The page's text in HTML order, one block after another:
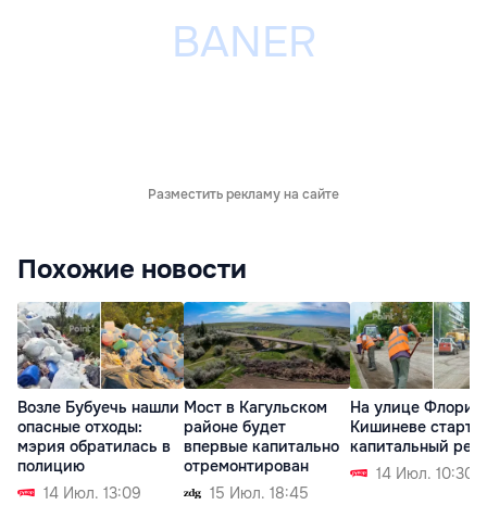
Разместить рекламу на сайте
Похожие новости
Возле Бубуечь нашли
опасные отходы:
мэрия обратилась в
полицию
14 Июл. 13:09
Мост в Кагульском
районе будет
впервые капитально
отремонтирован
15 Июл. 18:45
На улице
Кишиневе
капитальный
14 Июл. 10:30